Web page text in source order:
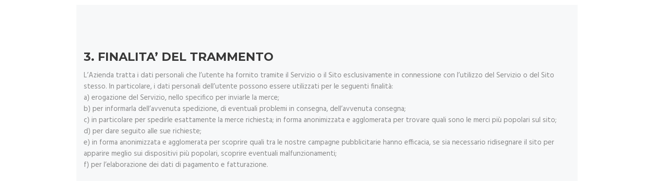
3. FINALITA’ DEL TRAMMENTO
L’Azienda tratta i dati personali che l’utente ha fornito tramite il Servizio o il Sito esclusivamente in connessione con l’utilizzo del Servizio o del Sito
stesso. In particolare, i dati personali dell’utente possono essere utilizzati per le seguenti finalità:
a) erogazione del Servizio, nello specifico per inviarle la merce;
b) per informarla dell’avvenuta spedizione, di eventuali problemi in consegna, dell’avvenuta consegna;
c) in particolare per spedirle esattamente la merce richiesta; in forma anonimizzata e agglomerata per trovare quali sono le merci più popolari sul sito;
d) per dare seguito alle sue richieste;
e) in forma anonimizzata e agglomerata per scoprire quali tra le nostre campagne pubblicitarie hanno efficacia, se sia necessario ridisegnare il sito per
apparire meglio sui dispositivi più popolari, scoprire eventuali malfunzionamenti;
f) per l’elaborazione dei dati di pagamento e fatturazione.